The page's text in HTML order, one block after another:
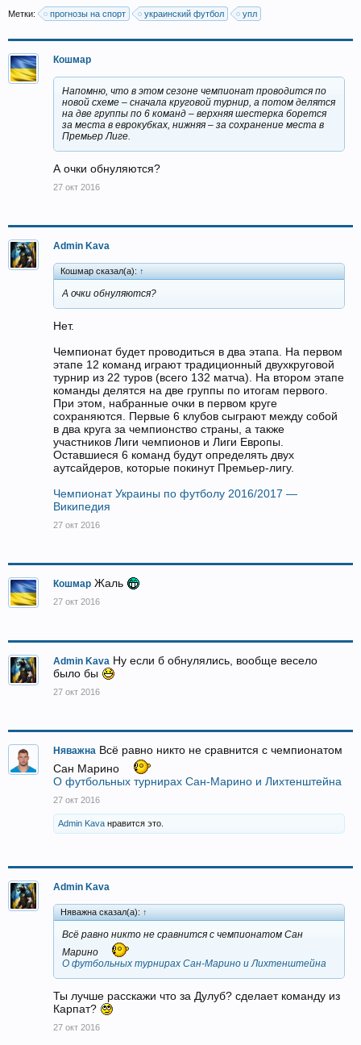
Метки: прогнозы на спорт украинский футбол упл
Кошмар
Напомню, что в этом сезоне чемпионат проводится по
новой схеме – сначала круговой турнир, а потом делятся
на две группы по 6 команд – верхняя шестерка борется
за места в еврокубках, нижняя – за сохранение места в
Премьер Лиге.
А очки обнуляются?
27 окт 2016
Admin Kava
Кошмар сказал(а): ↑
А очки обнуляются?
Нет.
Чемпионат будет проводиться в два этапа. На первом
этапе 12 команд играют традиционный двухкруговой
турнир из 22 туров (всего 132 матча). На втором этапе
команды делятся на две группы по итогам первого.
При этом, набранные очки в первом круге
сохраняются. Первые 6 клубов сыграют между собой
в два круга за чемпионство страны, а также
участников Лиги чемпионов и Лиги Европы.
Оставшиеся 6 команд будут определять двух
аутсайдеров, которые покинут Премьер-лигу.
Чемпионат Украины по футболу 2016/2017 —
Википедия
27 окт 2016
Кошмар Жаль
27 окт 2016
Admin Kava Ну если б обнулялись, вообще весело
было бы
27 окт 2016
Няважна Всё равно никто не сравнится с чемпионатом
Сан Марино
О футбольных турнирах Сан-Марино и Лихтенштейна
27 окт 2016
Admin Kava нравится это.
Admin Kava
Няважна сказал(а): ↑
Всё равно никто не сравнится с чемпионатом Сан
Марино
О футбольных турнирах Сан-Марино и Лихтенштейна
Ты лучше расскажи что за Дулуб? сделает команду из
Карпат?
27 окт 2016